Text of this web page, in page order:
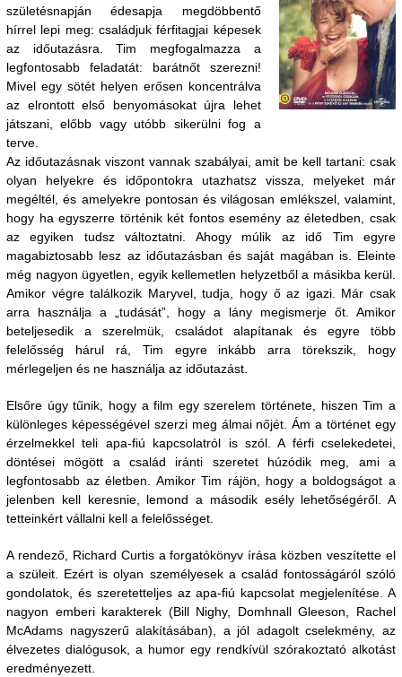
születésnapján édesapja megdöbbentő
hírrel lepi meg: családjuk férfitagjai képesek
az időutazásra. Tim megfogalmazza a
legfontosabb feladatát: barátnőt szerezni!
Mivel egy sötét helyen erősen koncentrálva
az elrontott első benyomásokat újra lehet
játszani, előbb vagy utóbb sikerülni fog a
terve.
Az időutazásnak viszont vannak szabályai, amit be kell tartani: csak
olyan helyekre és időpontokra utazhatsz vissza, melyeket már
megéltél, és amelyekre pontosan és világosan emlékszel, valamint,
hogy ha egyszerre történik két fontos esemény az életedben, csak
az egyiken tudsz változtatni. Ahogy múlik az idő Tim egyre
magabiztosabb lesz az időutazásban és saját magában is. Eleinte
még nagyon ügyetlen, egyik kellemetlen helyzetből a másikba kerül.
Amikor végre találkozik Maryvel, tudja, hogy ő az igazi. Már csak
arra használja a „tudását”, hogy a lány megismerje őt. Amikor
beteljesedik a szerelmük, családot alapítanak és egyre több
felelősség hárul rá, Tim egyre inkább arra törekszik, hogy
mérlegeljen és ne használja az időutazást.
Elsőre úgy tűnik, hogy a film egy szerelem története, hiszen Tim a
különleges képességével szerzi meg álmai nőjét. Ám a történet egy
érzelmekkel teli apa-fiú kapcsolatról is szól. A férfi cselekedetei,
döntései mögött a család iránti szeretet húzódik meg, ami a
legfontosabb az életben. Amikor Tim rájön, hogy a boldogságot a
jelenben kell keresnie, lemond a második esély lehetőségéről. A
tetteinkért vállalni kell a felelősséget.
A rendező, Richard Curtis a forgatókönyv írása közben veszítette el
a szüleit. Ezért is olyan személyesek a család fontosságáról szóló
gondolatok, és szeretetteljes az apa-fiú kapcsolat megjelenítése. A
nagyon emberi karakterek (Bill Nighy, Domhnall Gleeson, Rachel
McAdams nagyszerű alakításában), a jól adagolt cselekmény, az
élvezetes dialógusok, a humor egy rendkívül szórakoztató alkotást
eredményezett.